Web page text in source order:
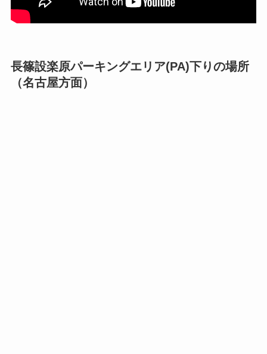
長篠設楽原パーキングエリア(PA)下りの場所
（名古屋方面）